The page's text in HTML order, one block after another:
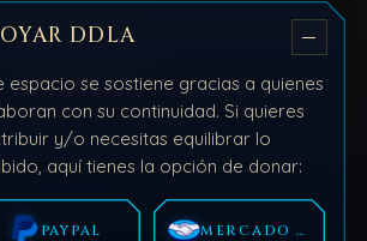
DDLA
espacio se sostiene gracias a quienes
con su continuidad. Si quieres
y/o necesitas equilibrar lo
aquí tienes la opción de donar:
PAYPAL MERCADO PAGO